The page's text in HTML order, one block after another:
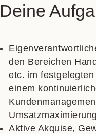
Deine
den Bereichen
etc. im
einem
Aktive Akquise,